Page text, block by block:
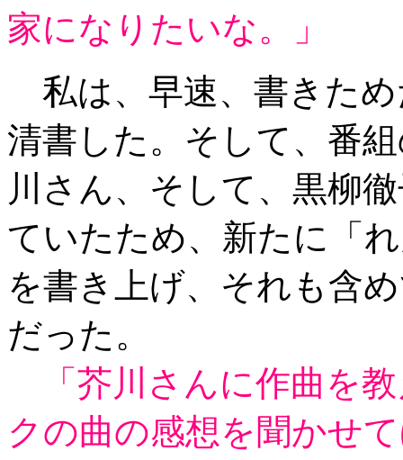
家になりたいな。」
私は、早速、書きた
清書した。そして、番
川さん、そして、黒柳
ていたため、新たに「
を書き上げ、それも含
だった。
「芥川さんに作曲を
クの曲の感想を聞かせ